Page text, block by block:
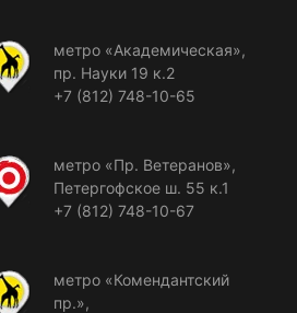
метро «Академическая»,
пр. Науки 19 к.2
+7 (812) 748-10-65
метро «Пр. Ветеранов»,
Петергофское ш. 55 к.1
+7 (812) 748-10-67
метро «Комендантский
пр.»,